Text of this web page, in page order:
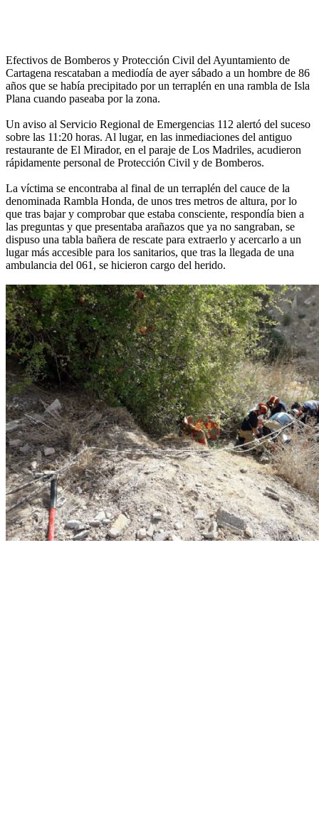
Efectivos de Bomberos y Protección Civil del Ayuntamiento de
Cartagena rescataban a mediodía de ayer sábado a un hombre de 86
años que se había precipitado por un terraplén en una rambla de Isla
Plana cuando paseaba por la zona.
Un aviso al Servicio Regional de Emergencias 112 alertó del suceso
sobre las 11:20 horas. Al lugar, en las inmediaciones del antiguo
restaurante de El Mirador, en el paraje de Los Madriles, acudieron
rápidamente personal de Protección Civil y de Bomberos.
La víctima se encontraba al final de un terraplén del cauce de la
denominada Rambla Honda, de unos tres metros de altura, por lo
que tras bajar y comprobar que estaba consciente, respondía bien a
las preguntas y que presentaba arañazos que ya no sangraban, se
dispuso una tabla bañera de rescate para extraerlo y acercarlo a un
lugar más accesible para los sanitarios, que tras la llegada de una
ambulancia del 061, se hicieron cargo del herido.